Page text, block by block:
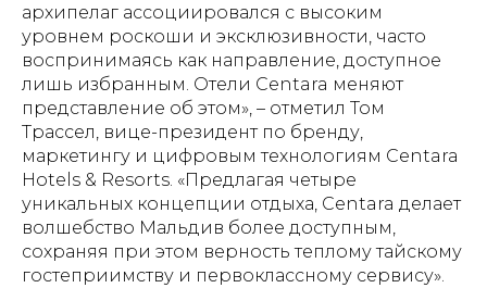
архипелаг ассоциировался с высоким
уровнем роскоши и эксклюзивности, часто
воспринимаясь как направление, доступное
лишь избранным. Отели Centara меняют
представление об этом», – отметил Том
Трассел, вице-президент по бренду,
маркетингу и цифровым технологиям Centara
Hotels & Resorts. «Предлагая четыре
уникальных концепции отдыха, Centara делает
волшебство Мальдив более доступным,
сохраняя при этом верность теплому тайскому
гостеприимству и первоклассному сервису».